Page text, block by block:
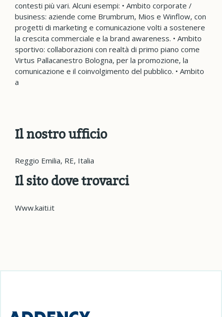
contesti più vari. Alcuni esempi: • Ambito corporate /
business: aziende come Brumbrum, Mios e Winflow, con
progetti di marketing e comunicazione volti a sostenere
la crescita commerciale e la brand awareness. • Ambito
sportivo: collaborazioni con realtà di primo piano come
Virtus Pallacanestro Bologna, per la promozione, la
comunicazione e il coinvolgimento del pubblico. • Ambito
a
Il nostro ufficio
Reggio Emilia, RE, Italia
Il sito dove trovarci
Www.kaiti.it